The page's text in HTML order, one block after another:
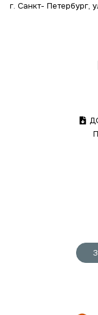
г. Санкт- Петербург,